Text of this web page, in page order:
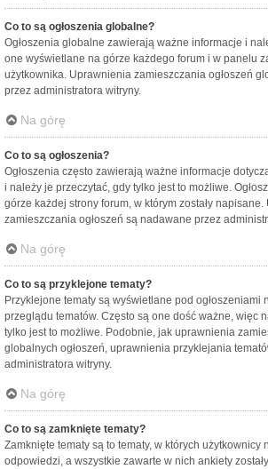
Co to są ogłoszenia globalne?
Ogłoszenia globalne zawierają ważne informacje i
one wyświetlane na górze każdego forum i w panelu
użytkownika. Uprawnienia zamieszczania ogłoszeń
przez administratora witryny.
Na górę
Co to są ogłoszenia?
Ogłoszenia często zawierają ważne informacje
i należy je przeczytać, gdy tylko jest to możliwe.
górze każdej strony forum, w którym zostały
zamieszczania ogłoszeń są nadawane przez
Na górę
Co to są przyklejone tematy?
Przyklejone tematy są wyświetlane pod ogłoszeniami
przeglądu tematów. Często są one dość ważne, więc
tylko jest to możliwe. Podobnie, jak uprawnienia
globalnych ogłoszeń, uprawnienia przyklejania
administratora witryny.
Na górę
Co to są zamknięte tematy?
Zamknięte tematy są to tematy, w których użytkownicy
odpowiedzi, a wszystkie zawarte w nich ankiety